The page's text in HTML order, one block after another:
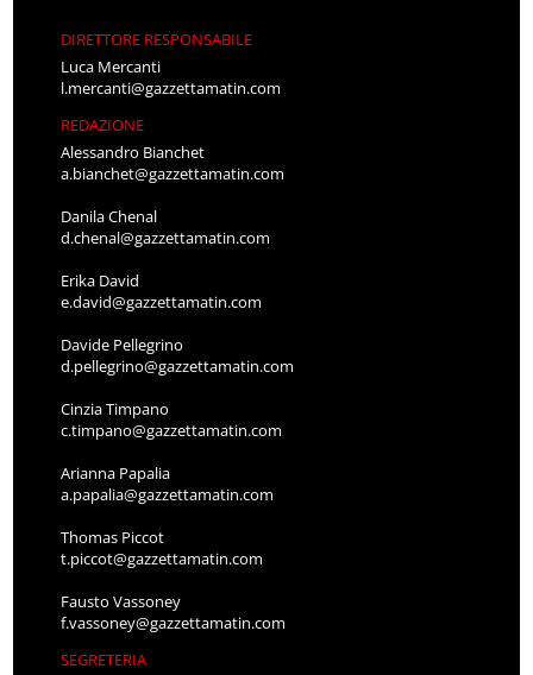
DIRETTORE RESPONSABILE
Luca Mercanti
l.mercanti@gazzettamatin.com
REDAZIONE
Alessandro Bianchet
a.bianchet@gazzettamatin.com
Danila Chenal
d.chenal@gazzettamatin.com
Erika David
e.david@gazzettamatin.com
Davide Pellegrino
d.pellegrino@gazzettamatin.com
Cinzia Timpano
c.timpano@gazzettamatin.com
Arianna Papalia
a.papalia@gazzettamatin.com
Thomas Piccot
t.piccot@gazzettamatin.com
Fausto Vassoney
f.vassoney@gazzettamatin.com
SEGRETERIA